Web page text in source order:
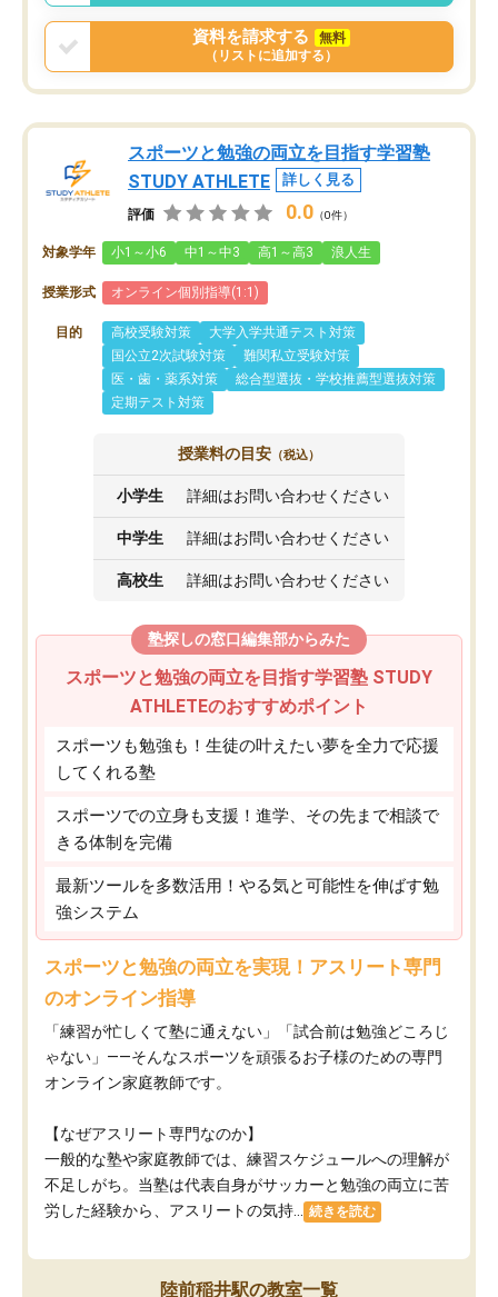
資料を請求する
無料
（リストに追加する）
スポーツと勉強の両立を目指す学習塾
STUDY ATHLETE
詳しく見る
評価 0.0 （0件）
対象学年 小1～小6 中1～中3 高1～高3 浪人生
授業形式 オンライン個別指導(1:1)
目的 高校受験対策
大学入学共通テスト対策
国公立2次試験対策
難関私立受験対策
医・歯・薬系対策
総合型選抜・学校推薦型選抜対策
定期テスト対策
授業料の目安 （税込）
小学生 詳細はお問い合わせください
中学生 詳細はお問い合わせください
高校生 詳細はお問い合わせください
塾探しの窓口編集部からみた
スポーツと勉強の両立を目指す学習塾 STUDY
ATHLETEのおすすめポイント
スポーツも勉強も！生徒の叶えたい夢を全力で応援
してくれる塾
スポーツでの立身も支援！進学、その先まで相談で
きる体制を完備
最新ツールを多数活用！やる気と可能性を伸ばす勉
強システム
スポーツと勉強の両立を実現！アスリート専門
のオンライン指導
「練習が忙しくて塾に通えない」「試合前は勉強どころじ
ゃない」——そんなスポーツを頑張るお子様のための専門
オンライン家庭教師です。
【なぜアスリート専門なのか】
一般的な塾や家庭教師では、練習スケジュールへの理解が
不足しがち。当塾は代表自身がサッカーと勉強の両立に苦
労した経験から、アスリートの気持...
続きを読む
陸前稲井駅の教室一覧